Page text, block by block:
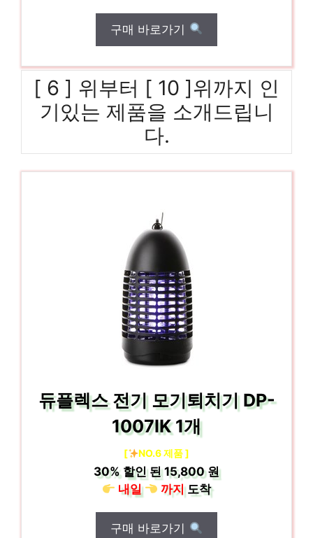
구매 바로가기
[ 6 ] 위부터 [ 10 ]위까지 인
기있는 제품을 소개드립니
다.
듀플렉스 전기 모기퇴치기 DP-
1007IK 1개
[ NO.6 제품 ]
30%할인 된15,800 원
내일
까지도착
구매 바로가기